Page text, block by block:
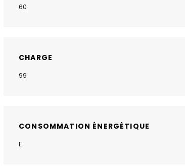
60
CHARGE
99
CONSOMMATION ÉNERGÉTIQUE
E